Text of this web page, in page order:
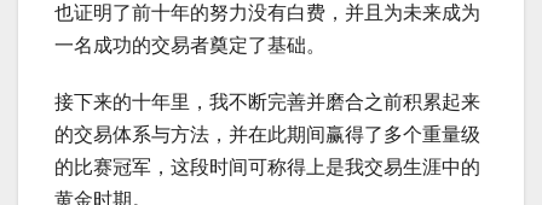
也证明了前十年的努力没有白费，并且为未来成为
一名成功的交易者奠定了基础。
接下来的十年里，我不断完善并磨合之前积累起来
的交易体系与方法，并在此期间赢得了多个重量级
的比赛冠军，这段时间可称得上是我交易生涯中的
黄金时期。